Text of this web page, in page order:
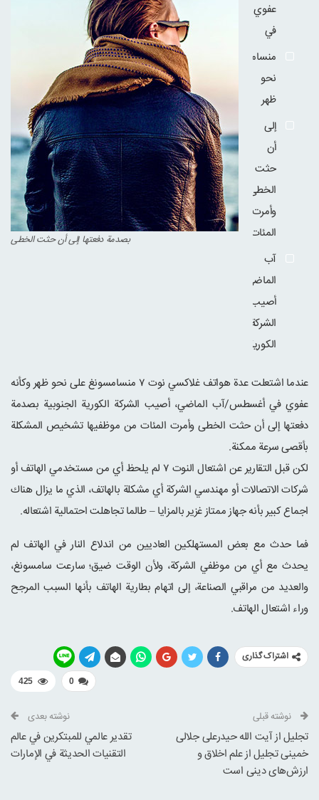
بصدمة دفعتها إلى أن حثت الخطى
عفوي
في
منسامسونغ على
نحو
ظهر
إلى
أن
حثت
الخطى
وأمرت
المئات
آب
الماضي،
أصيب
الشركة
الكورية
عندما اشتعلت عدة هواتف غلاكسي نوت ۷ منسامسونغ على نحو ظهر وكأنه
عفوي في أغسطس/آب الماضي، أصيب الشركة الكورية الجنوبية بصدمة
دفعتها إلى أن حثت الخطى وأمرت المئات من موظفيها تشخيص المشكلة
بأقصى سرعة ممكنة.
لكن قبل التقارير عن اشتعال النوت ۷ لم يلحظ أي من مستخدمي الهاتف أو
شركات الاتصالات أو مهندسي الشركة أي مشكلة بالهاتف، الذي ما يزال هناك
اجماع كبير بأنه جهاز ممتاز غزير بالمزايا – طالما تجاهلت احتمالية اشتعاله.
فما حدث مع بعض المستهلكين العاديين من اندلاع النار في الهاتف لم
يحدث مع أي من موظفي الشركة، ولأن الوقت ضيق؛ سارعت سامسونغ،
والعديد من مراقبي الصناعة، إلى اتهام بطارية الهاتف بأنها السبب المرجح
وراء اشتعال الهاتف.
اشتراک گذاری
0
425
نوشته قبلی
تجلیل از آیت الله حیدرعلی جلالی
خمینی تجلیل از علم اخلاق و
ارزش‌های دینی است
نوشته بعدی
تقدير عالمي للمبتكرين في عالم
التقنيات الحديثة في الإمارات